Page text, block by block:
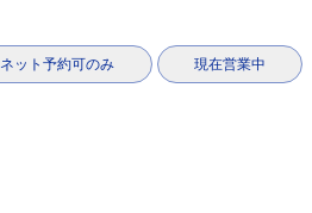
ネット予約可のみ 現在営業中